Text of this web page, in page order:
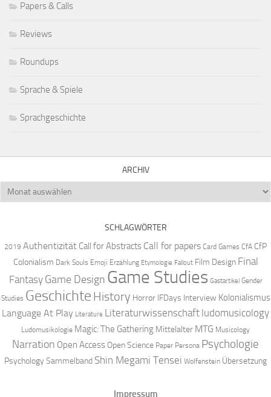
Papers & Calls
Reviews
Roundups
Sprache & Spiele
Sprachgeschichte
ARCHIV
Archiv
SCHLAGWÖRTER
2019 Authentizität Call for Abstracts Call for papers Card Games CfA CfP
Colonialism Dark Souls Emoji Erzählung Etymologie Fallout Film Design Final
Fantasy Game Design Game Studies Gastartikel Gender
Studies Geschichte History Horror IFDays Interview Kolonialismus
Language At Play Literature Literaturwissenschaft ludomusicology
Ludomusikologie Magic: The Gathering Mittelalter MTG Musicology
Narration Open Access Open Science Paper Persona Psychologie
PsychologySammelband Shin Megami Tensei Wolfenstein Übersetzung
Impressum